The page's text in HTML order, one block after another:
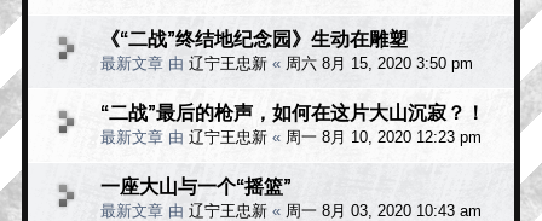
《“二战”终结地纪念园》生动在雕塑
最新文章 由 辽宁王忠新 « 周六 8月 15, 2020 3:50 pm
“二战”最后的枪声，如何在这片大山沉寂？！
最新文章 由 辽宁王忠新 « 周一 8月 10, 2020 12:23 pm
一座大山与一个“摇篮”
最新文章 由 辽宁王忠新 « 周一 8月 03, 2020 10:43 am